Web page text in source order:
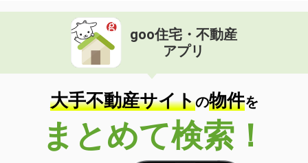
goo住宅・不動産
アプリ
大手不動産サイトの物件を
まとめて検索！